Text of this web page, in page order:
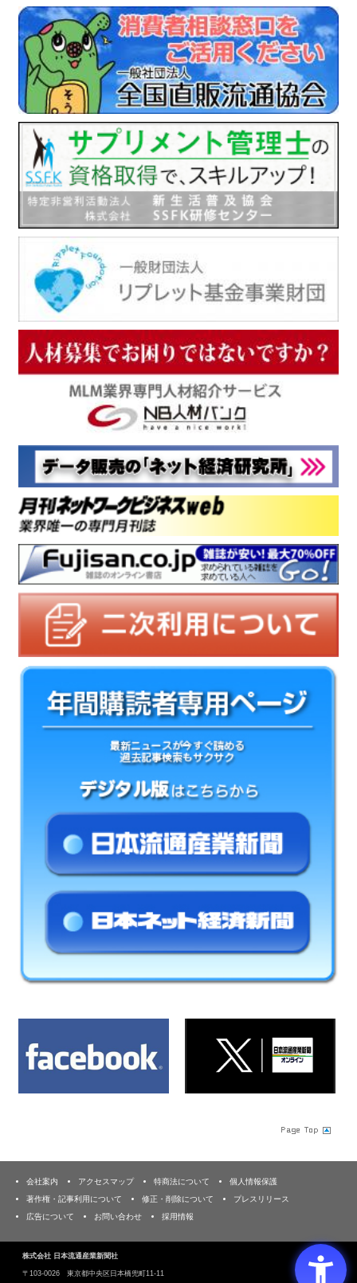
会社案内 アクセスマップ 特商法について
個人情報保護
著作権・記事利用について
修正・削除について
プレスリリース
広告について
お問い合わせ 採用情報
株式会社 日本流通産業新聞社
〒103‐0026 東京都中央区日本橋兜町11-11